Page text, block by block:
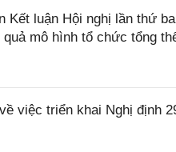
luận Hội nghị lần thứ
mô hình tổ chức tổng
việc triển khai Nghị định